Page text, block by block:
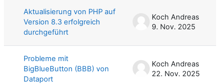
Aktualisierung von PHP auf
Version 8.3 erfolgreich
durchgeführt
Koch Andreas
9. Nov. 2025
Probleme mit
BigBlueButton (BBB) von
Dataport
Koch Andreas
22. Nov. 2025